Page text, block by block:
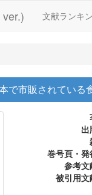
文献ランキ
で市販されている
巻号頁・発
参考文
被引用文